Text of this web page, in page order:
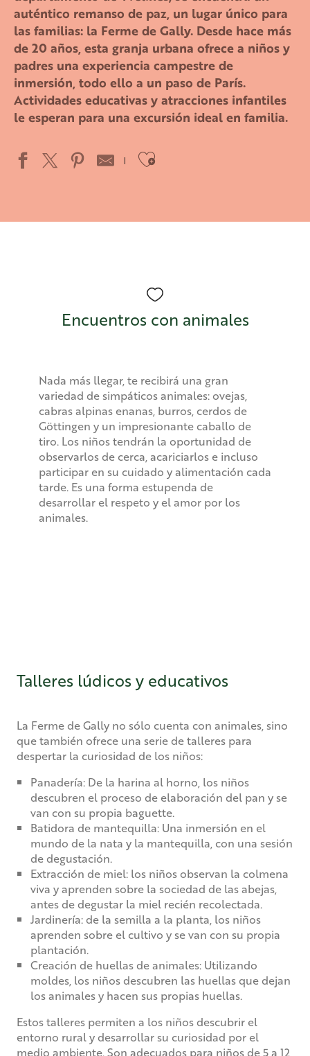
auténtico remanso de paz, un lugar único para
las familias: la Ferme de Gally. Desde hace más
de 20 años, esta granja urbana ofrece a niños y
padres una experiencia campestre de
inmersión, todo ello a un paso de París.
Actividades educativas y atracciones infantiles
le esperan para una excursión ideal en familia.
Ajouter aux
Encuentros con animales
Nada más llegar, te recibirá una gran
variedad de simpáticos animales: ovejas,
cabras alpinas enanas, burros, cerdos de
Göttingen y un impresionante caballo de
tiro. Los niños tendrán la oportunidad de
observarlos de cerca, acariciarlos e incluso
participar en su cuidado y alimentación cada
tarde. Es una forma estupenda de
desarrollar el respeto y el amor por los
animales.
Talleres lúdicos y educativos
La Ferme de Gally no sólo cuenta con animales, sino
que también ofrece una serie de talleres para
despertar la curiosidad de los niños:
Panadería: De la harina al horno, los niños
descubren el proceso de elaboración del pan y se
van con su propia baguette.
Batidora de mantequilla: Una inmersión en el
mundo de la nata y la mantequilla, con una sesión
de degustación.
Extracción de miel: los niños observan la colmena
viva y aprenden sobre la sociedad de las abejas,
antes de degustar la miel recién recolectada.
Jardinería: de la semilla a la planta, los niños
aprenden sobre el cultivo y se van con su propia
plantación.
Creación de huellas de animales: Utilizando
moldes, los niños descubren las huellas que dejan
los animales y hacen sus propias huellas.
Estos talleres permiten a los niños descubrir el
entorno rural y desarrollar su curiosidad por el
medio ambiente. Son adecuados para niños de 5 a 12